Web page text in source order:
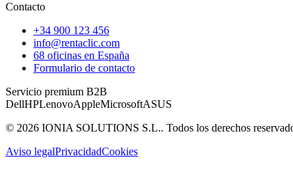
Contacto
+34 900 123 456
info@rentaclic.com
68 oficinas en España
Formulario de contacto
Servicio premium B2B
DellHPLenovoAppleMicrosoftASUS
© 2026 IONIA SOLUTIONS S.L.. Todos los derechos
Aviso legalPrivacidadCookies